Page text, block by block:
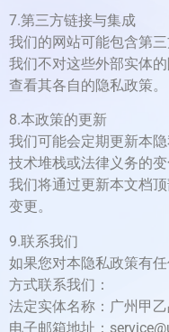
7.第三方链接与集成
我们的网站可能包含第
我们不对这些外部实体
查看其各自的隐私政策。
8.本政策的更新
我们可能会定期更新本
技术堆栈或法律义务的变
我们将通过更新本文档
变更。
9.联系我们
如果您对本隐私政策有
方式联系我们：
法定实体名称：广州甲
电子邮箱地址：